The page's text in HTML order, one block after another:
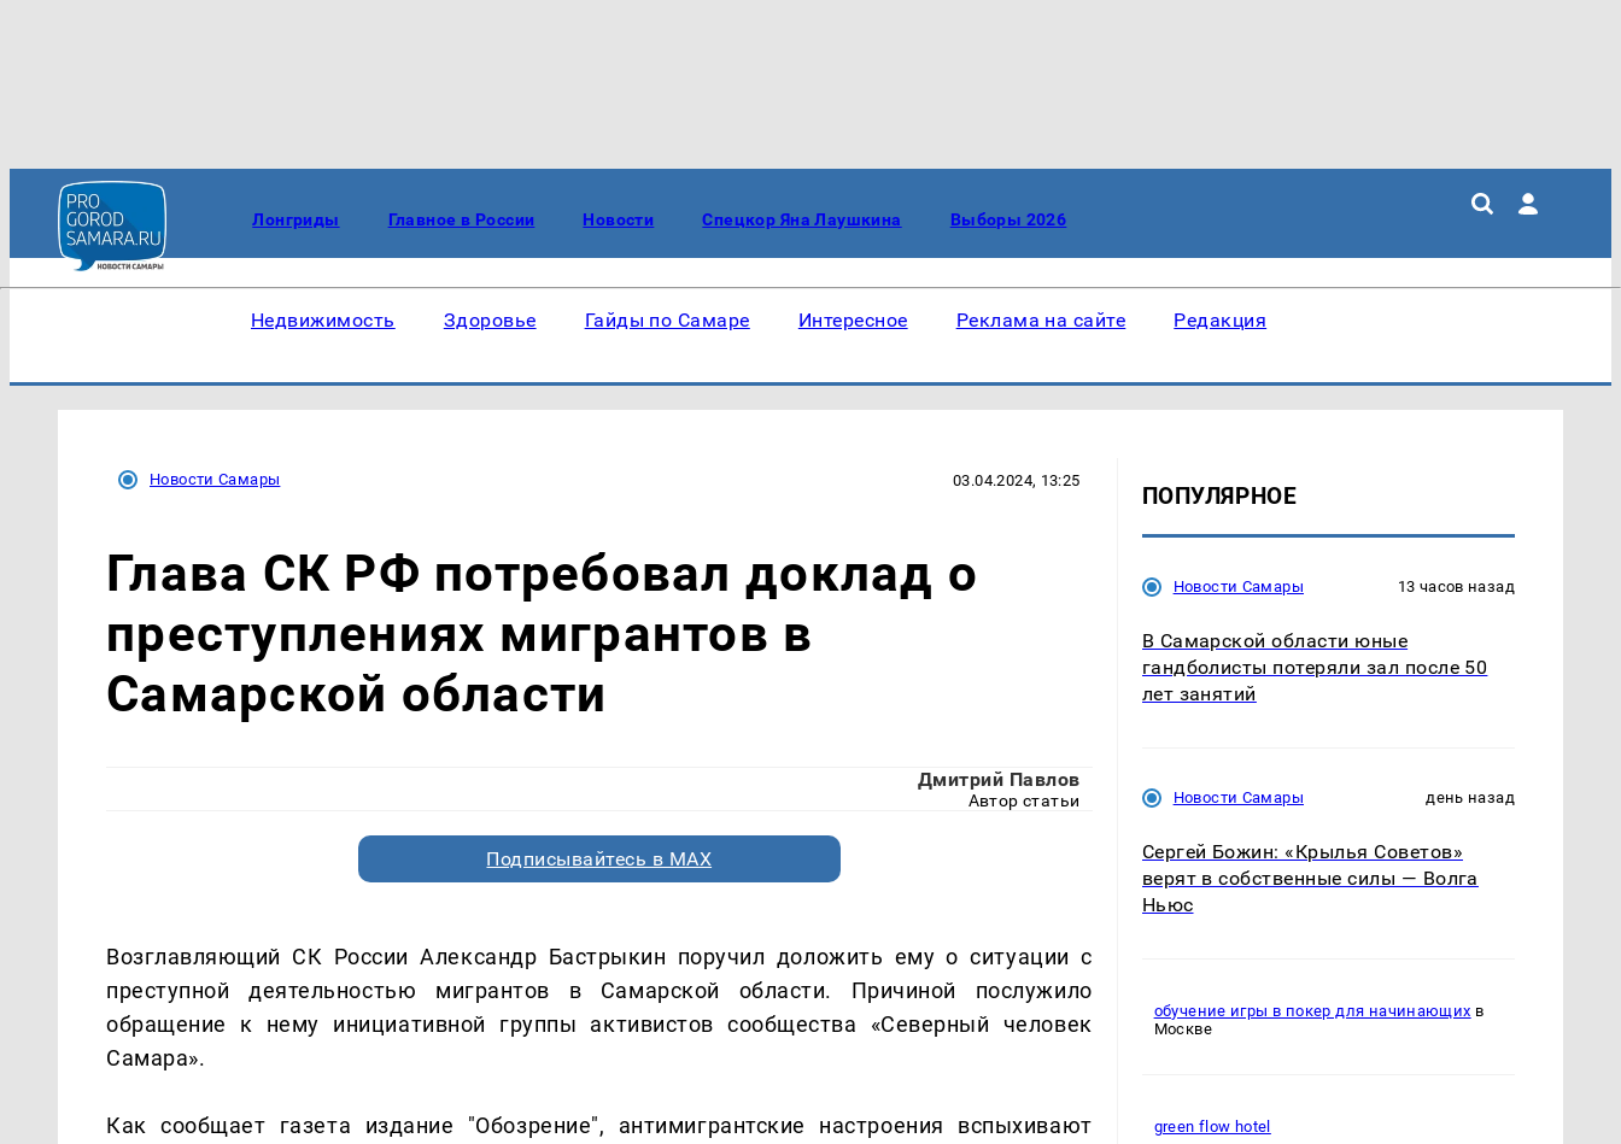
Лонгриды Главное в России Новости Спецкор Яна Лаушкина Выборы 2026
Недвижимость Здоровье Гайды по Самаре Интересное Реклама на сайте Редакция
Новости Самары 03.04.2024, 13:25
Глава СК РФ потребовал доклад о
преступлениях мигрантов в
Самарской области
Дмитрий Павлов
Автор статьи
Подписывайтесь в MAX
Возглавляющий СК России Александр Бастрыкин поручил доложить ему о ситуации с
преступной деятельностью мигрантов в Самарской области. Причиной послужило
обращение к нему инициативной группы активистов сообщества «Северный человек
Самара».
Как сообщает газета издание "Обозрение", антимигрантские настроения вспыхивают
ПОПУЛЯРНОЕ
Новости Самары 13 часов назад
В Самарской области юные
гандболисты потеряли зал после 50
лет занятий
Новости Самары день назад
Сергей Божин: «Крылья Советов»
верят в собственные силы — Волга
Ньюс
обучение игры в покер для начинающих в
Москве
green flow hotel